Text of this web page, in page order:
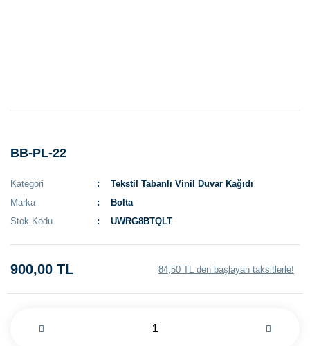
BB-PL-22
Kategori
Tekstil Tabanlı Vinil Duvar Kağıdı
Marka
Bolta
Stok Kodu
UWRG8BTQLT
900,00 TL 84,50 TL den başlayan taksitlerle!